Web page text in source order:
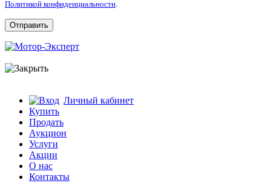
Политикой конфиденциальности.
Личный кабинет
Купить
Продать
Аукцион
Услуги
Акции
О нас
Контакты